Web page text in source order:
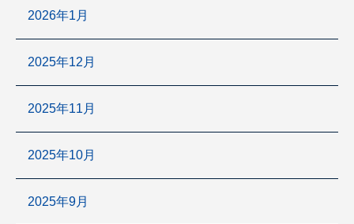
2026年1月
2025年12月
2025年11月
2025年10月
2025年9月